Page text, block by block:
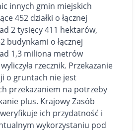
innych gmin miejskich
452 działki o łącznej
2 tysięcy 411 hektarów,
budynkami o łącznej
1,3 miliona metrów
rzecznik. Przekazanie
o gruntach nie jest
przekazaniem na potrzeby
plus. Krajowy Zasób
ich przydatność i
wykorzystaniu pod